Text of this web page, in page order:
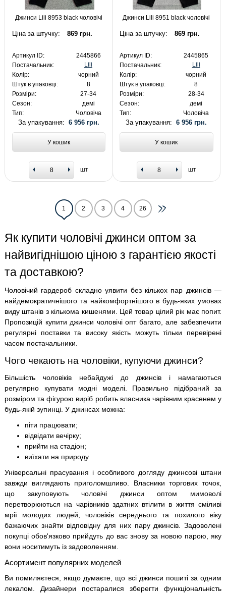
Джинси Lili 8953 black чоловічі
Ціна за штучку: 869 грн.
Артикул ID:
2445866
Постачальник:
Lili
Колір:
чорний
Штук в упаковці:
8
Розміри:
27-34
Сезон:
демі
Тип:
Чоловіча
За упакування: 6 956 грн.
У кошик
шт
Джинси Lili 8951 black чоловічі
Ціна за штучку: 869 грн.
Артикул ID:
2445865
Постачальник:
Lili
Колір:
чорний
Штук в упаковці:
8
Розміри:
28-34
Сезон:
демі
Тип:
Чоловіча
За упакування:6 956 грн.
У кошик
шт
1 2 3 4 26
Як купити чоловічі джинси оптом за
найвигіднішою ціною з гарантією якості
та доставкою?
Чоловічий гардероб складно уявити без кількох пар джинсів —
найдемократичнішого та найкомфортнішого в будь-яких умовах
виду штанів з кількома кишенями. Цей товар цілий рік має попит.
Пропозицій купити джинси чоловічі опт багато, але забезпечити
регулярні поставки та високу якість можуть тільки перевірені
часом постачальники.
Чого чекають на чоловіки, купуючи джинси?
Більшість чоловіків небайдужі до джинсів і намагаються
регулярно купувати модні моделі. Правильно підібраний за
розміром та фігурою виріб робить власника чарівним красенем у
будь-якій зупинці. У джинсах можна:
піти працювати;
відвідати вечірку;
прийти на стадіон;
виїхати на природу
Універсальні прасування і особливого догляду джинсові штани
завжди виглядають приголомшливо. Власники торгових точок,
що закуповують чоловічі джинси оптом мимоволі
перетворюються на чарівників здатних втілити в життя сміливі
мрії молодих людей, чоловіків середнього та похилого віку
бажаючих знайти відповідну для них пару джинсів. Задоволені
покупці обов'язково прийдуть до вас знову за новою парою, яку
вони носитимуть із задоволенням.
Асортимент популярних моделей
Ви помиляєтеся, якщо думаєте, що всі джинси пошиті за одним
лекалом. Дизайнери постаралися зберегти функціональність